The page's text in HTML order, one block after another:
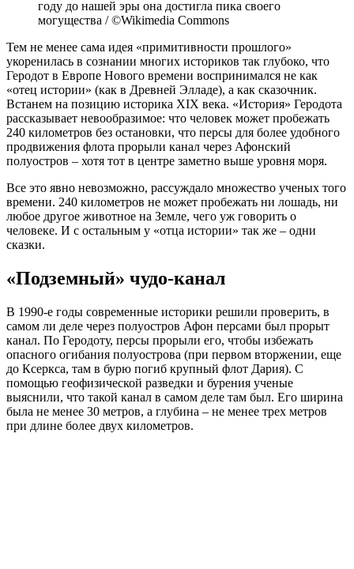
году до нашей эры она достигла пика своего
могущества / ©Wikimedia Commons
Тем не менее сама идея «примитивности прошлого»
укоренилась в сознании многих историков так глубоко, что
Геродот в Европе Нового времени воспринимался не как
«отец истории» (как в Древней Элладе), а как сказочник.
Встанем на позицию историка XIX века. «История» Геродота
рассказывает невообразимое: что человек может пробежать
240 километров без остановки, что персы для более удобного
продвижения флота прорыли канал через Афонский
полуостров – хотя тот в центре заметно выше уровня моря.
Все это явно невозможно, рассуждало множество ученых того
времени. 240 километров не может пробежать ни лошадь, ни
любое другое животное на Земле, чего уж говорить о
человеке. И с остальным у «отца истории» так же – одни
сказки.
«Подземный» чудо-канал
В 1990-е годы современные историки решили проверить, в
самом ли деле через полуостров Афон персами был прорыт
канал. По Геродоту, персы прорыли его, чтобы избежать
опасного огибания полуострова (при первом вторжении, еще
до Ксеркса, там в бурю погиб крупный флот Дария). С
помощью геофизической разведки и бурения ученые
выяснили, что такой канал в самом деле там был. Его ширина
была не менее 30 метров, а глубина – не менее трех метров
при длине более двух километров.